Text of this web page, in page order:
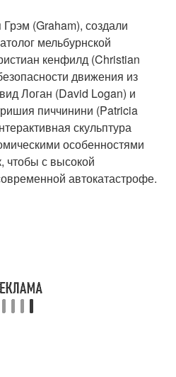
(Graham), создали
мельбурнской
кенфилд (Christian
движения из
Логан (David Logan) и
пиччинини (Patricia
скульптура
особенностями
чтобы с высокой
автокатастрофе.